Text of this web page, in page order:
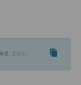
DA/